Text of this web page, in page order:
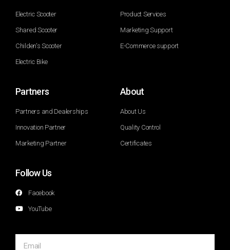
Electric Scooter
Shared Scooter
Childen's Scooter
Electric Bike
Product Services
Marketing Support
E-Commerce support
Partners
Partners and Dealerships
Innovation Partner
Marketing Partner
About
About Us
Quality Control
Certificates
Follow Us
Facebook
YouTube